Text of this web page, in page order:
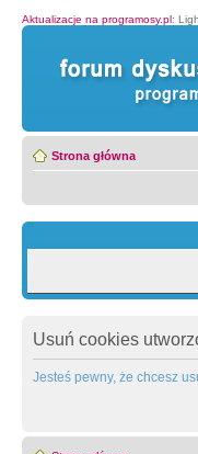
Aktualizacje na programosy.pl:
Strona główna
Usuń cookies
Jesteś pewny, że chcesz